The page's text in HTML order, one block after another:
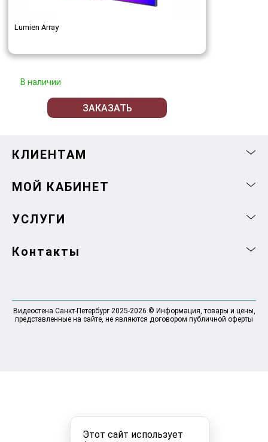
Этот сайт использует
Lumien Array
В наличии
ЗАКАЗАТЬ
КЛИЕНТАМ
МОЙ КАБИНЕТ
УСЛУГИ
Контакты
Видеостена Санкт-Петербург 2025-2026 © Информация, товары и цены,
представленные на сайте, не являются договором публичной оферты